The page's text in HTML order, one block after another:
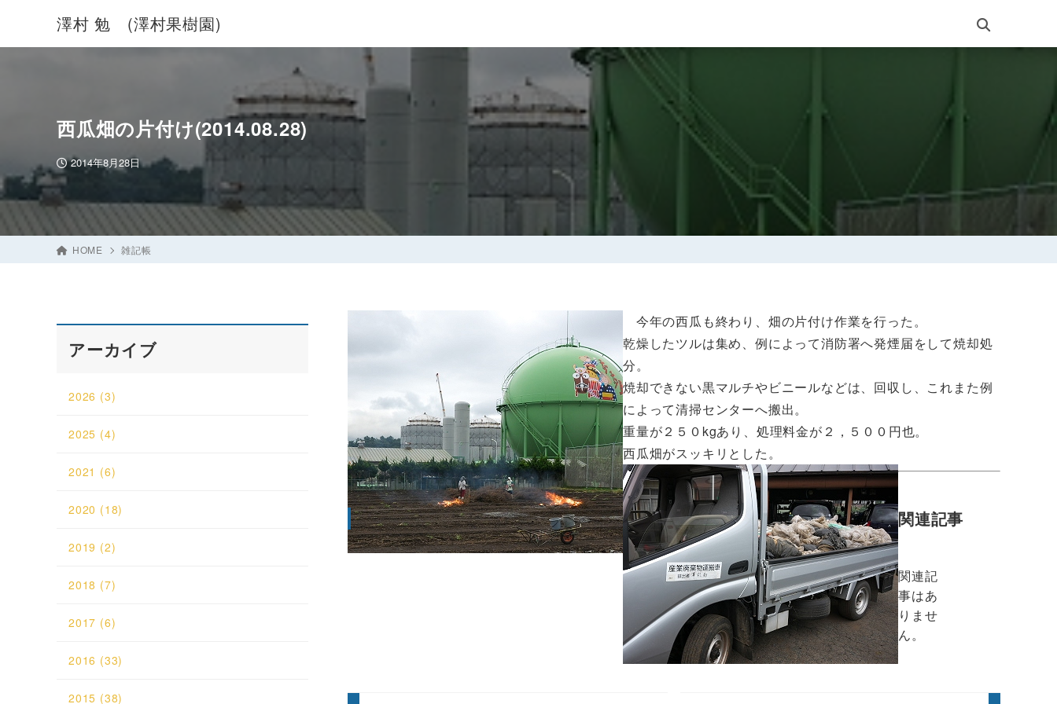
澤村 勉 (澤村果樹園)
西瓜畑の片付け(2014.08.28)
2014年8月28日
HOME 雑記帳
今年の西瓜も終わり、畑の片付け作業を行った。
乾燥したツルは集め、例によって消防署へ発煙届をして焼却処
分。
焼却できない黒マルチやビニールなどは、回収し、これまた例
によって清掃センターへ搬出。
重量が２５０kgあり、処理料金が２，５００円也。
西瓜畑がスッキリとした。
関連記事
関連記
事はあ
りませ
ん。
アーカイブ
2026 (3)
2025 (4)
2021 (6)
2020 (18)
2019 (2)
2018 (7)
2017 (6)
2016 (33)
2015 (38)